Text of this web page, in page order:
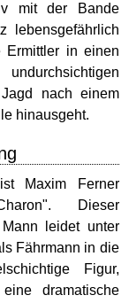
mit der Bande
lebensgefährlich
Ermittler in einen
nach einem
hinausgeht.
Maxim Ferner
Dieser
leidet unter
Fährmann in die
Figur,
dramatische